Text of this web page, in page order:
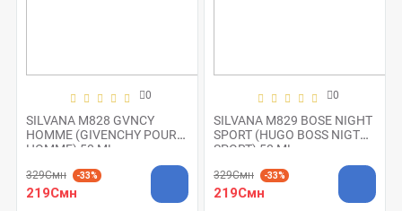
0
SILVANA M828 GVNCY
HOMME (GIVENCHY POUR
HOMME) 50 ML
329Смн -33%
219Смн
0
SILVANA M829 BOSE NIGHT
SPORT (HUGO BOSS NIGTH
SPORT) 50 ML
329Смн -33%
219Смн